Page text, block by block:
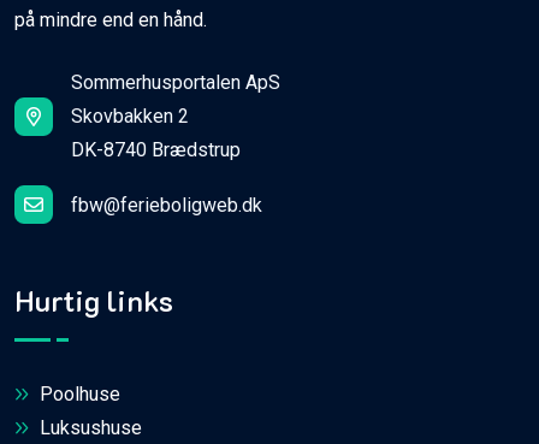
på mindre end en hånd.
Sommerhusportalen ApS
Skovbakken 2
DK-8740 Brædstrup
fbw@ferieboligweb.dk
Hurtig links
Poolhuse
Luksushuse